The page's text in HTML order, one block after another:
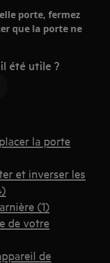
porte, fermez
que la porte ne
été utile ?
la porte
et inverser les
(1)
de votre
de